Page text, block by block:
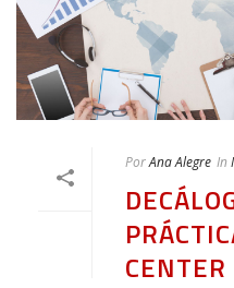
PorAna Alegre In
CENTER